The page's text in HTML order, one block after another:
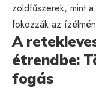
zöldfűszerek, mint
fokozzák az
A
étrendbe:
fogás